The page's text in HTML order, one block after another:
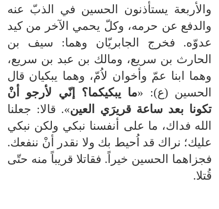
والأربعة يستأذنون الحسين في الذبّ عنه
والدفع عن حرمه، وكلّ يحمي الآخر من كيد
عدوّه. فخرج الجابريّان وهما: سيف بن
الحارث بن سريع، ومالك بن عبد بن سريع،
وهما ابنا عمّ وأخوان لاُمّ، وهما يبكيان قال
الحسين (ع): «ما يبكيكما؟ إنّي لأرجو أنْ
تكونا بعد ساعة قريرَي العين». قالا: جعلنا
الله فداك، ما على أنفسنا نبكي ولكن نبكي
عليك؛ نراك قد اُحيط بك ولا نقدر أنْ ننفعك.
فجزاهما الحسين خيراً. فقاتلا قريباً منه حتّى
قُتلا.